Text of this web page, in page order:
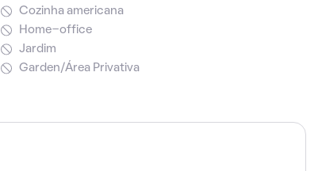
Cozinha americana
Home-office
Jardim
Garden/Área Privativa